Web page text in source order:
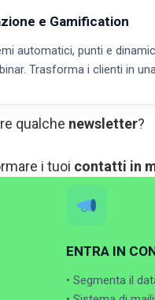
e Gamification
automatici, punti e
Trasforma i clienti in
qualche newsletter?
i tuoi contatti in
ENTRA IN
• Segmenta il